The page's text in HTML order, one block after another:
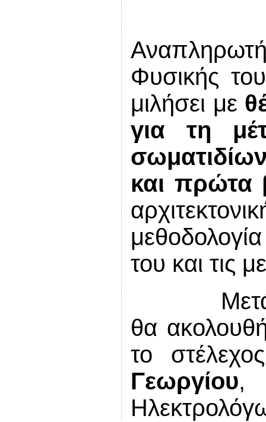
Φυσικής
μιλήσει με
για τη
και πρώτα
του και τις
θα
το
Γεωργίου,